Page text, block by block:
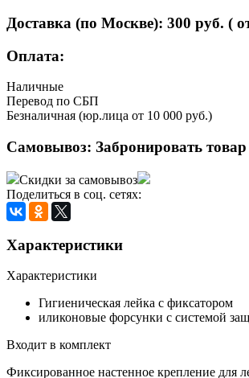
Доставка (по Москве): 300 руб. (
Оплата:
Наличные
Перевод по СБП
Безналичная (юр.лица от 10 000 руб.)
Самовывоз: Забронировать товар
Скидки за самовывоз
Поделиться в соц. сетях:
Характеристики
Характеристики
Гигиеническая лейка с фиксатором
иликоновые форсунки с системой
Входит в комплект
Фиксированное настенное крепление для